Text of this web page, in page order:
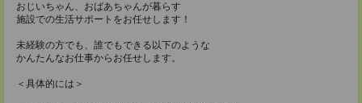
おじいちゃん、おばあちゃんが暮らす
施設での生活サポートをお任せします！
未経験の方でも、誰でもできる以下のような
かんたんなお仕事からお任せします。
＜具体的には＞